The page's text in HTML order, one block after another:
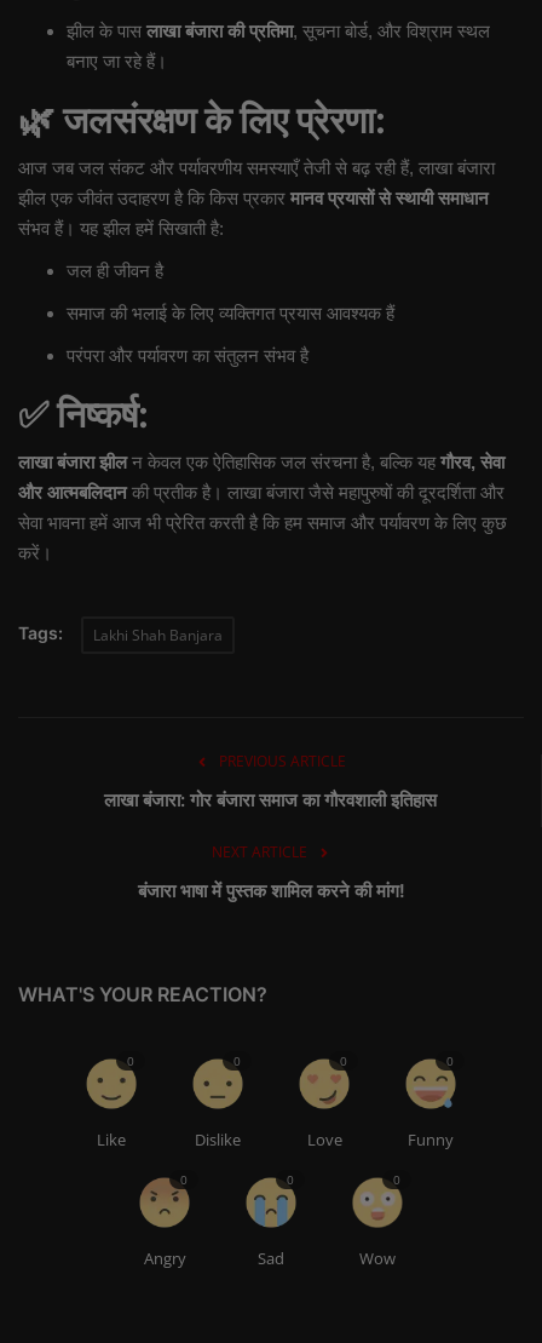
झील के पास लाखा बंजारा की प्रतिमा, सूचना बोर्ड, और विश्राम स्थल
बनाए जा रहे हैं।
🌿जलसंरक्षण के लिए प्रेरणा:
आज जब जल संकट और पर्यावरणीय समस्याएँ तेजी से बढ़ रही हैं, लाखा बंजारा
झील एक जीवंत उदाहरण है कि किस प्रकार मानव प्रयासों से स्थायी समाधान
संभव हैं। यह झील हमें सिखाती है:
जल ही जीवन है
समाज की भलाई के लिए व्यक्तिगत प्रयास आवश्यक हैं
परंपरा और पर्यावरण का संतुलन संभव है
✅निष्कर्ष:
लाखा बंजारा झीलन केवल एक ऐतिहासिक जल संरचना है, बल्कि यहगौरव, सेवा
और आत्मबलिदानकी प्रतीक है। लाखा बंजारा जैसे महापुरुषों की दूरदर्शिता और
सेवा भावना हमें आज भी प्रेरित करती है कि हम समाज और पर्यावरण के लिए कुछ
करें।
Tags: Lakhi Shah Banjara
PREVIOUS ARTICLE
लाखा बंजारा: गोर बंजारा समाज का गौरवशाली इतिहास
NEXT ARTICLE
बंजारा भाषा में पुस्तक शामिल करने की मांग!
WHAT'S YOUR REACTION?
Like
0
Dislike
0
Love
0
Funny
0
Angry
0
Sad
0
Wow
0